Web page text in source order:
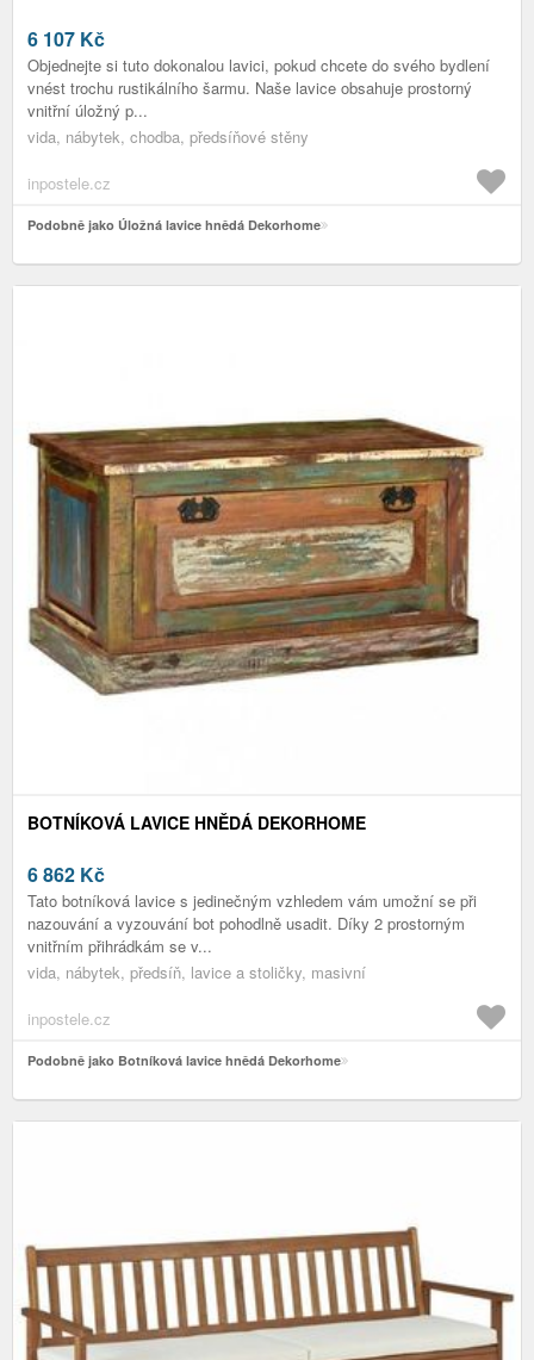
6 107 Kč
Objednejte si tuto dokonalou lavici, pokud chcete do svého bydlení
vnést trochu rustikálního šarmu. Naše lavice obsahuje prostorný
vnitřní úložný p...
vida, nábytek, chodba, předsíňové stěny
inpostele.cz
Podobně jako Úložná lavice hnědá Dekorhome
BOTNÍKOVÁ LAVICE HNĚDÁ DEKORHOME
6 862 Kč
Tato botníková lavice s jedinečným vzhledem vám umožní se při
nazouvání a vyzouvání bot pohodlně usadit. Díky 2 prostorným
vnitřním přihrádkám se v...
vida, nábytek, předsíň, lavice a stoličky, masivní
inpostele.cz
Podobně jako Botníková lavice hnědá Dekorhome